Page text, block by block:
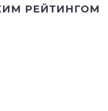
РЕЙТИНГОМ